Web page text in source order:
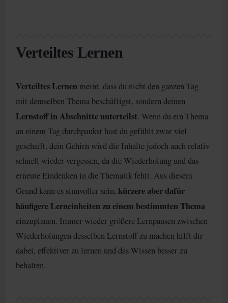
Verteiltes Lernen
Verteiltes Lernen meint, dass du nicht den ganzen Tag
mit demselben Thema beschäftigst, sondern deinen
Lernstoff in Abschnitte unterteilst. Wenn du ein Thema
an einem Tag durchpaukst hast du gefühlt zwar viel
geschafft, dein Gehirn wird die Inhalte jedoch auch relativ
schnell wieder vergessen, da die Wiederholung und das
erneute Eindenken in die Thematik fehlt. Aus diesem
Grund kann es sinnvoller sein, kürzere aber dafür
häufigere Lerneinheiten zu einem bestimmten Thema
einzuplanen. Immer wieder größere Lernpausen zwischen
Wiederholungen desselben Lernstoff zu machen hilft dir
dabei, effektiver zu lernen und das Wissen besser zu
behalten.